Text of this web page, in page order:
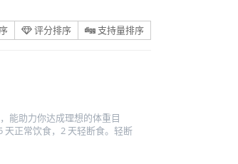
评分排序 支持量排序
能助力你达成理想的体重目
天正常饮食，2 天轻断食。轻断